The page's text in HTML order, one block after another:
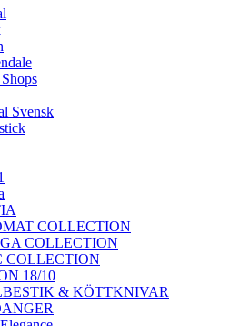
Svensk
COLLECTION
COLLECTION
COLLECTION
18/10
& KÖTTKNIVAR